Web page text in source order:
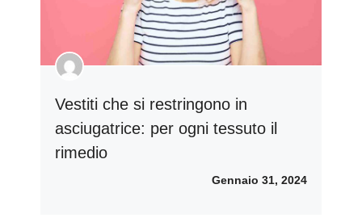
Vestiti che si restringono in
asciugatrice: per ogni tessuto il
rimedio
Gennaio 31, 2024